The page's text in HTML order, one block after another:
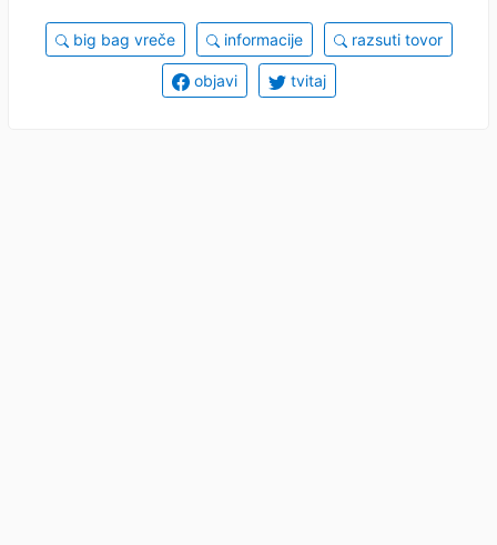
big bag vreče informacije razsuti tovor
objavi tvitaj